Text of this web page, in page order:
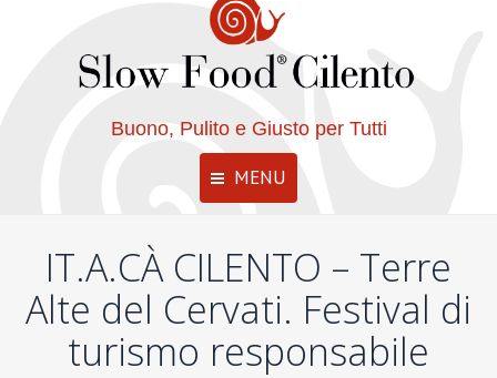
Buono, Pulito e Giusto per Tutti
MENU
IT.A.CÀ CILENTO – Terre
Alte del Cervati. Festival di
turismo responsabile